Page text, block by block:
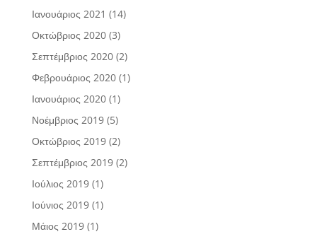
Ιανουάριος 2021 (14)
Οκτώβριος 2020(3)
Σεπτέμβριος 2020(2)
Φεβρουάριος 2020(1)
Ιανουάριος 2020(1)
Νοέμβριος 2019(5)
Οκτώβριος 2019(2)
Σεπτέμβριος 2019(2)
Ιούλιος 2019(1)
Ιούνιος 2019(1)
Μάιος 2019(1)